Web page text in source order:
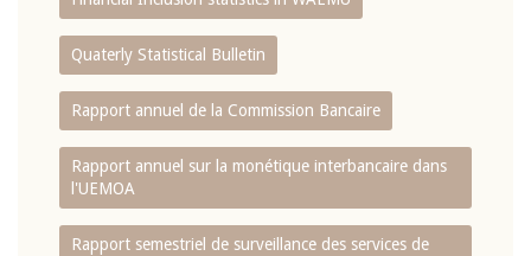
Quaterly Statistical Bulletin
Rapport annuel de la Commission Bancaire
Rapport annuel sur la monétique interbancaire dans
l'UEMOA
Rapport semestriel de surveillance des services de